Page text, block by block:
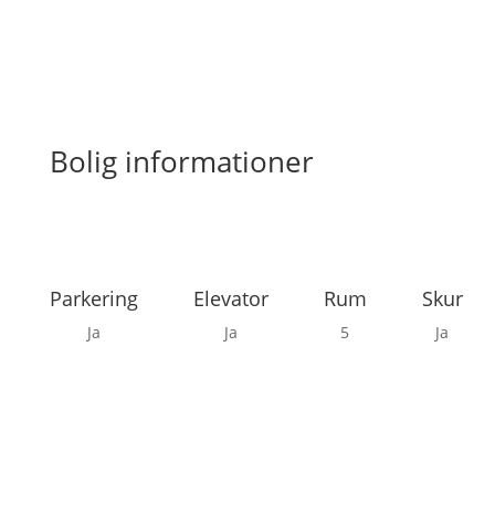
Bolig informationer
Parkering
Ja
Elevator
Ja
Rum
5
Skur
Ja